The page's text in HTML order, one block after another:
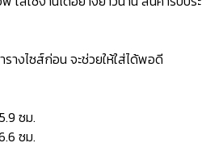
รางไซส์ก่อน จะช่วยให้ใส่ได้พอดี
ซม.
ซม.